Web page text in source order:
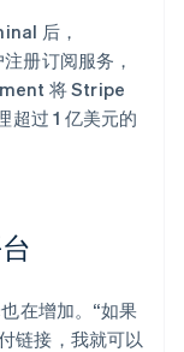
后，
册订阅服务，
将 Stripe
过 1 亿美元的
在增加。“如果
链接，我就可以